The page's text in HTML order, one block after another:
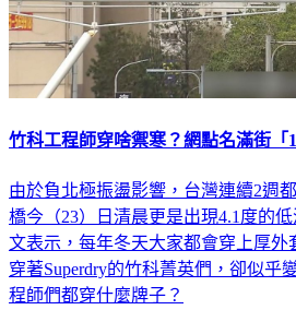
竹科工程師穿啥禦寒？網點名滿街「
由於負北極振盪影響，台灣連續2週
橋今（23）日清晨更是出現4.1度的
文表示，每年冬天大家都會穿上厚外
穿著Superdry的竹科菁英們，卻似乎
程師們都穿什麼牌子？